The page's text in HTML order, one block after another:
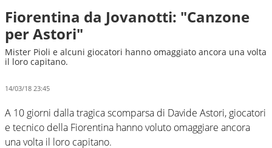
Fiorentina da Jovanotti: "Canzone
per Astori"
Mister Pioli e alcuni giocatori hanno omaggiato ancora una volta
il loro capitano.
14/03/18 23:45
A 10 giorni dalla tragica scomparsa di Davide Astori, giocatori
e tecnico della Fiorentina hanno voluto omaggiare ancora
una volta il loro capitano.